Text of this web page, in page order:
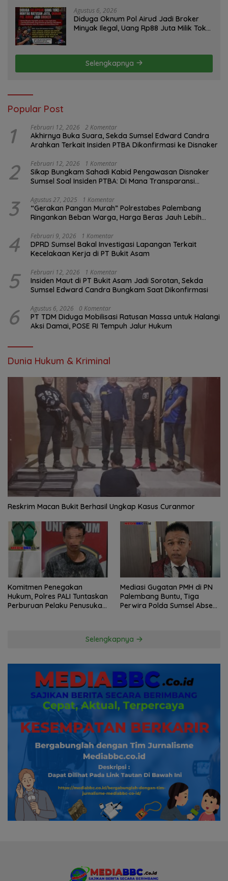
Agustus 6, 2026
Diduga Oknum Pol Airud Jadi Broker
Minyak Ilegal, Uang Rp88 Juta Milik Toke
Selengkapnya
Popular Post
1 Februari 12, 2026 2 Komentar
Akhirnya Buka Suara, Sekda Sumsel Edward Candra
Arahkan Terkait Insiden PTBA Dikonfirmasi ke Disnaker
2 Februari 12, 2026 1 Komentar
Sikap Bungkam Sahadi Kabid Pengawasan Disnaker
Sumsel Soal Insiden PTBA: Di Mana Transparansi
3 Agustus 27, 2025 1 Komentar
“Gerakan Pangan Murah” Polrestabes Palembang
Ringankan Beban Warga, Harga Beras Jauh Lebih
4 Februari 9, 2026 1 Komentar
DPRD Sumsel Bakal Investigasi Lapangan Terkait
Kecelakaan Kerja di PT Bukit Asam
5 Februari 12, 2026 1 Komentar
Insiden Maut di PT Bukit Asam Jadi Sorotan, Sekda
Sumsel Edward Candra Bungkam Saat Dikonfirmasi
6 Agustus 6, 2026 0 Komentar
PT TDM Diduga Mobilisasi Ratusan Massa untuk Halangi
Aksi Damai, POSE RI Tempuh Jalur Hukum
Dunia Hukum & Kriminal
Reskrim Macan Bukit Berhasil Ungkap Kasus Curanmor
Komitmen Penegakan
Hukum, Polres PALI Tuntaskan
Perburuan Pelaku Penusukan
Mediasi Gugatan PMH di PN
Palembang Buntu, Tiga
Perwira Polda Sumsel Absen,
Selengkapnya